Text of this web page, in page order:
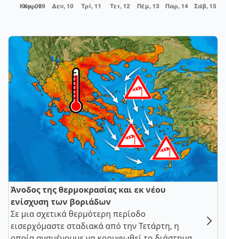
Άνοδος της θερμοκρασίας και εκ νέου
ενίσχυση των βοριάδων
Σε μια σχετικά θερμότερη περίοδο
εισερχόμαστε σταδιακά από την Τετάρτη, η